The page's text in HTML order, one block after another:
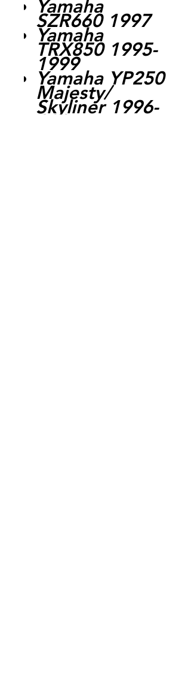
Yamaha
SZR660 1997
Yamaha
TRX850 1995-
1999
Yamaha YP250
Majesty/
Skyliner 1996-
2006